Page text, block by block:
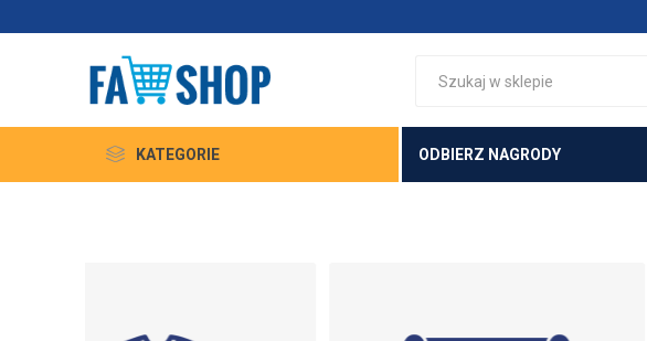
KATEGORIE ODBIERZ NAGRODY